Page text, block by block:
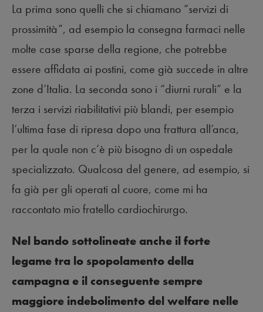
La prima sono quelli che si chiamano “servizi di
prossimità”, ad esempio la consegna farmaci nelle
molte case sparse della regione, che potrebbe
essere affidata ai postini, come già succede in altre
zone d’Italia. La seconda sono i “diurni rurali” e la
terza i servizi riabilitativi più blandi, per esempio
l’ultima fase di ripresa dopo una frattura all’anca,
per la quale non c’è più bisogno di un ospedale
specializzato. Qualcosa del genere, ad esempio, si
fa già per gli operati al cuore, come mi ha
raccontato mio fratello cardiochirurgo.
Nel bando sottolineate anche il forte
legame tra lo spopolamento della
campagna e il conseguente sempre
maggiore indebolimento del welfare nelle